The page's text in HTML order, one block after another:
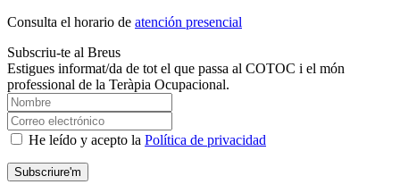
Consulta el horario de atención presencial
Subscriu-te al Breus
Estigues informat/da de tot el que passa al COTOC i el món
professional de la Teràpia Ocupacional.
He leído y acepto la Política de privacidad